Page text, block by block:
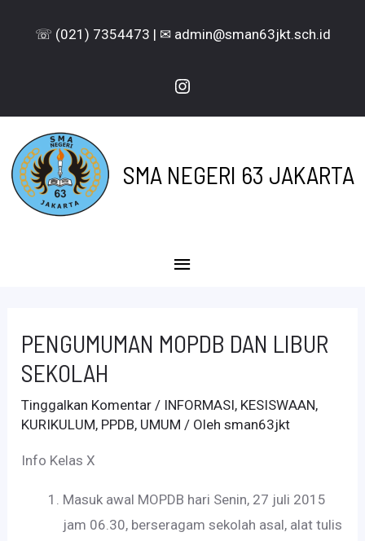
☏ (021) 7354473 | ✉ admin@sman63jkt.sch.id
Instagram
SMA NEGERI 63 JAKARTA
Menu
PENGUMUMAN MOPDB DAN LIBUR
SEKOLAH
Tinggalkan Komentar / INFORMASI, KESISWAAN,
KURIKULUM, PPDB, UMUM / Olehsman63jkt
Info Kelas X
Masuk awal MOPDB hari Senin, 27 juli 2015
jam 06.30, berseragam sekolah asal, alat tulis